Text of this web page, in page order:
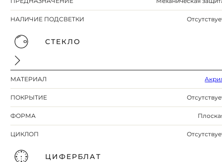
НАЛИЧИЕ ПОДСВЕТКИ
СТЕКЛО
МАТЕРИАЛ
ПОКРЫТИЕ
ФОРМА
ЦИКЛОП
ЦИФЕРБЛАТ